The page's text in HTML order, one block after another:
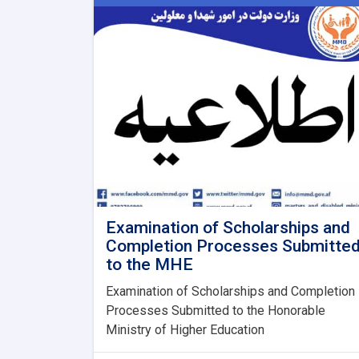
Examination of Scholarships and
Completion Processes Submitted
to the MHE
Examination of Scholarships and Completion
Processes Submitted to the Honorable
Ministry of Higher Education